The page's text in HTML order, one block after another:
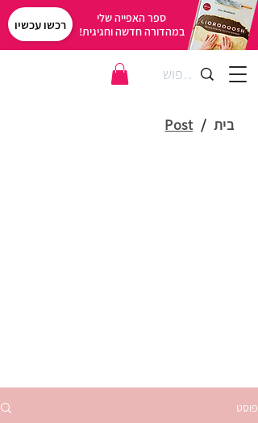
רכשו עכשיו
ספר האפייה שלי
במהדורה חדשה וחגיגית!
בית /
Post
פוסט